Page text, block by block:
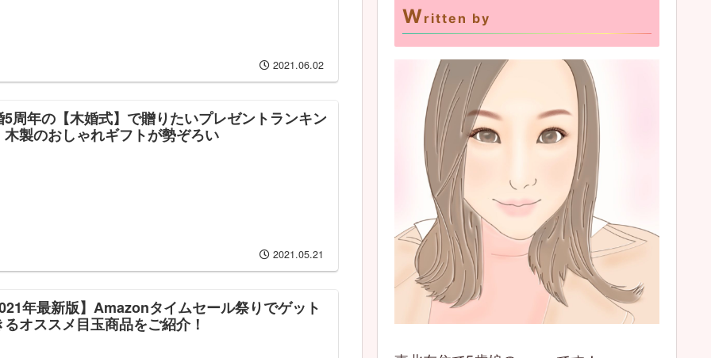
2021.06.02
5周年の【木婚式】で贈りたいプレゼントランキン
木製のおしゃれギフトが勢ぞろい
2021.05.21
年最新版】Amazonタイムセール祭りでゲット
るオススメ目玉商品をご紹介！
Written by